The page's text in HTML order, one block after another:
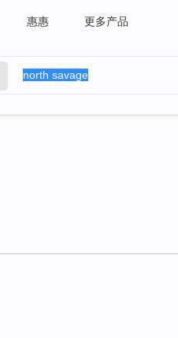
惠惠 更多产品